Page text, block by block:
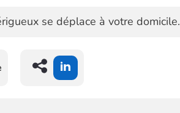
se déplace à votre domicile.